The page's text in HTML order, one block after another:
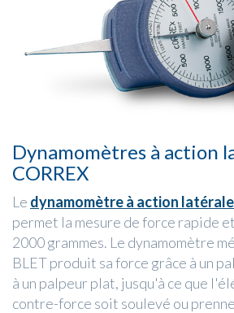
Dynamomètres à action
CORREX
Le dynamomètre à action latérale
permet la mesure de force rapide
2000 grammes. Le dynamomètre
BLET produit sa force grâce à un
à un palpeur plat, jusqu'à ce que
contre-force soit soulevé ou